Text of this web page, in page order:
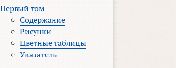
Первый том
Содержание
Рисунки
Цветные таблицы
Указатель